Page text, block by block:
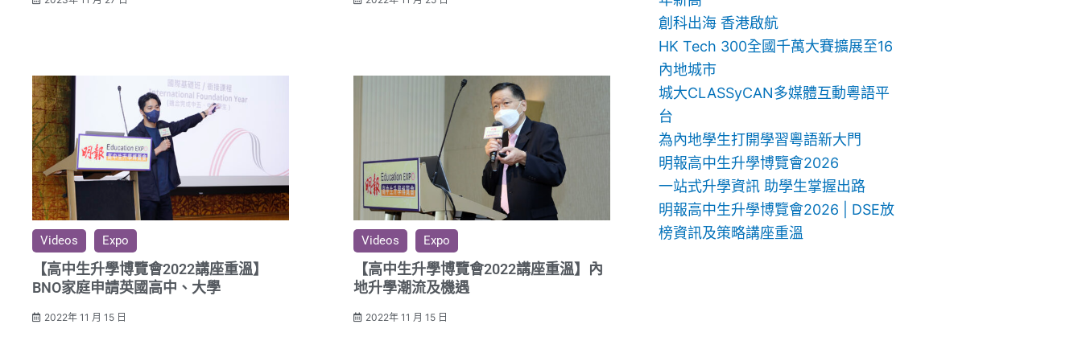
Videos Expo
【高中生升學博覽會2022講座重溫】
BNO家庭​申請英國高中、大學
2022年 11 月 15 日
Videos Expo
【高中生升學博覽會2022講座重溫】內
地升學潮流及機遇
2022年 11 月 15 日
創科出海 香港啟航
HK Tech 300全國千萬大賽擴展至16
內地城市
城大CLASSyCAN多媒體互動粵語平
台
為內地學生打開學習粵語新大門
明報高中生升學博覽會2026
一站式升學資訊 助學生掌握出路
明報高中生升學博覽會2026 | DSE放
榜資訊及策略講座重溫